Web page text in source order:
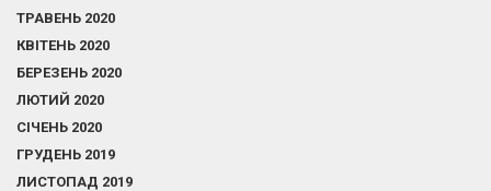
ТРАВЕНЬ 2020
КВІТЕНЬ 2020
БЕРЕЗЕНЬ 2020
ЛЮТИЙ 2020
СІЧЕНЬ 2020
ГРУДЕНЬ 2019
ЛИСТОПАД 2019